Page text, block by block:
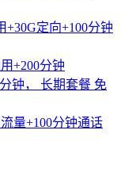
+30G定向+100分钟
+200分钟
钟， 长期套餐 免
量+100分钟通话